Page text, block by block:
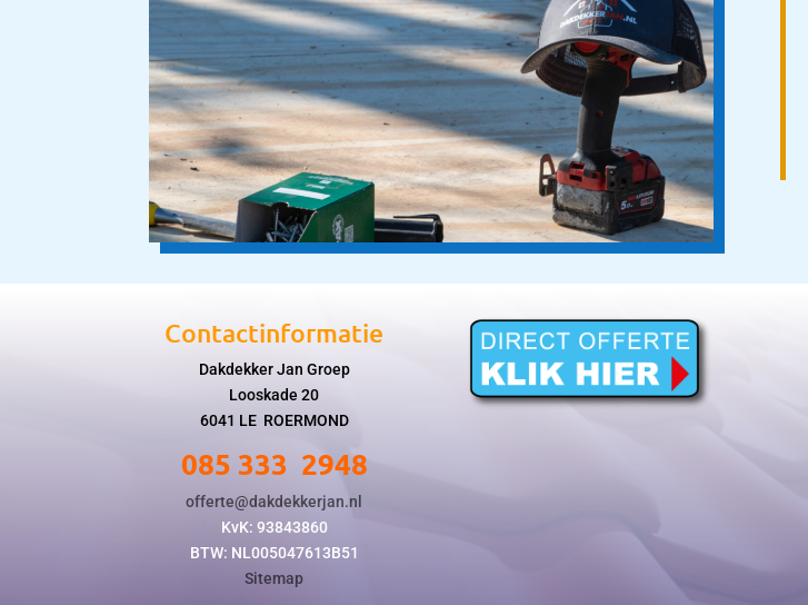
Contactinformatie
Dakdekker Jan Groep
Looskade 20
6041 LE ROERMOND
085 333 2948
offerte@dakdekkerjan.nl
KvK: 93843860
BTW: NL005047613B51
Sitemap